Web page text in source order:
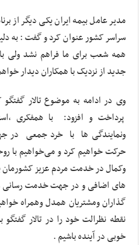
مدیر عامل بیمه ایران یکی دیگر از
سراسر کشور عنوان کرد و گفت : به
همه شعب برای ما فراهم نشد ولی
جدید از نزدیک با همکاران دیدار
وی در ادامه به موضوع تالار
پرداخت و افزود: با همفکری
ونمایندگی ها با خرد جمعی در
حرکت خواهیم کرد و می‌خواهیم با
وکمال در خدمت مردم عزیز کشورمان
های اضافی و در جهت خدمت رسانی
گذاران ومشتریان همدل وهمراه
نقطه نظرالت خود را در تالار گفتگو
خوبی در آینده باشیم .